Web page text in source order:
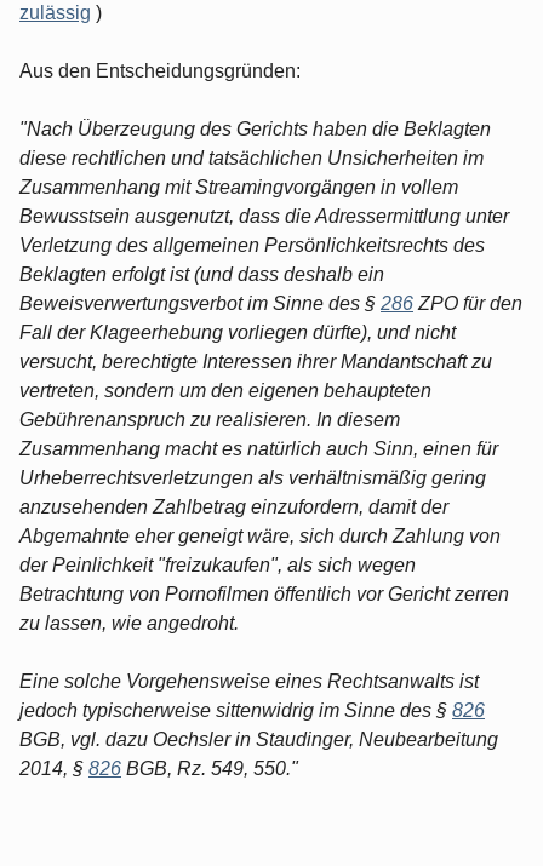
zulässig )
Aus den Entscheidungsgründen:
"Nach Überzeugung des Gerichts haben die Beklagten
diese rechtlichen und tatsächlichen Unsicherheiten im
Zusammenhang mit Streamingvorgängen in vollem
Bewusstsein ausgenutzt, dass die Adressermittlung unter
Verletzung des allgemeinen Persönlichkeitsrechts des
Beklagten erfolgt ist (und dass deshalb ein
Beweisverwertungsverbot im Sinne des § 286 ZPO für den
Fall der Klageerhebung vorliegen dürfte), und nicht
versucht, berechtigte Interessen ihrer Mandantschaft zu
vertreten, sondern um den eigenen behaupteten
Gebührenanspruch zu realisieren. In diesem
Zusammenhang macht es natürlich auch Sinn, einen für
Urheberrechtsverletzungen als verhältnismäßig gering
anzusehenden Zahlbetrag einzufordern, damit der
Abgemahnte eher geneigt wäre, sich durch Zahlung von
der Peinlichkeit "freizukaufen", als sich wegen
Betrachtung von Pornofilmen öffentlich vor Gericht zerren
zu lassen, wie angedroht.
Eine solche Vorgehensweise eines Rechtsanwalts ist
jedoch typischerweise sittenwidrig im Sinne des § 826
BGB, vgl. dazu Oechsler in Staudinger, Neubearbeitung
2014, § 826 BGB, Rz. 549, 550."